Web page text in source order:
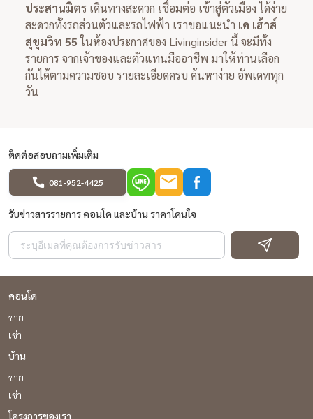
ประสานมิตร เดินทางสะดวก เชื่อมต่อ เข้าสู่ตัวเมือง ได้ง่าย
สะดวกทั้งรถส่วนตัวและรถไฟฟ้า เราขอแนะนำ เค เฮ้าส์
สุขุมวิท 55ในห้องประกาศของ Livinginsider นี้ จะมีทั้ง
รายการ จากเจ้าของและตัวแทนมืออาชีพ มาให้ท่านเลือก
กันได้ตามความชอบ รายละเอียดครบ ค้นหาง่าย อัพเดททุก
วัน
ติดต่อสอบถามเพิ่มเติม
081-952-4425
รับข่าวสารรายการ คอนโด และบ้าน ราคาโดนใจ
คอนโด
ขาย
เช่า
บ้าน
ขาย
เช่า
โครงการของเรา